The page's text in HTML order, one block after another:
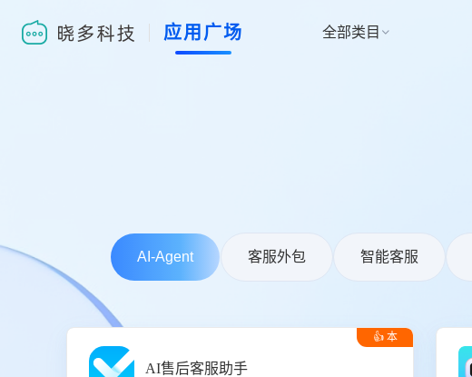
应用广场 全部类目 
AI-Agent 客服外包 智能客服
👍 本
AI售后客服助手